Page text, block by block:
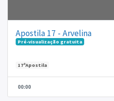
Apostila 17 - Arvelina
Pré-visualização gratuita
17ºApostila
00:00